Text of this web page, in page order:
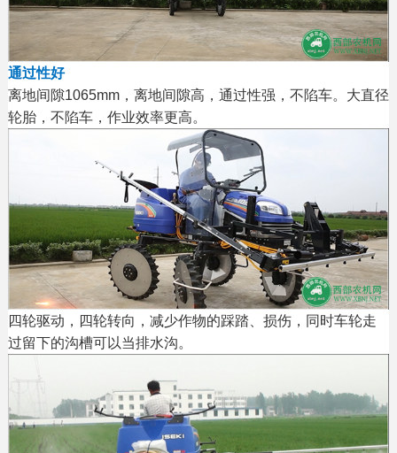
通过性好
离地间隙1065mm，离地间隙高，通过性强，不陷车。大直径
轮胎，不陷车，作业效率更高。
四轮驱动，四轮转向，减少作物的踩踏、损伤，同时车轮走
过留下的沟槽可以当排水沟。